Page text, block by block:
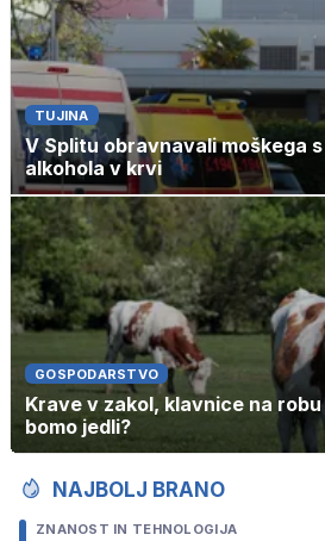
TUJINA
V Splitu obravnavali moškega
alkohola v krvi
GOSPODARSTVO
Krave v zakol, klavnice na
bomo jedli?
NAJBOLJ BRANO
ZNANOST IN TEHNOLOGIJA